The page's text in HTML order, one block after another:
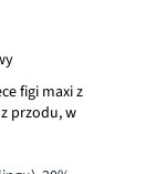
figi maxi z
przodu, w